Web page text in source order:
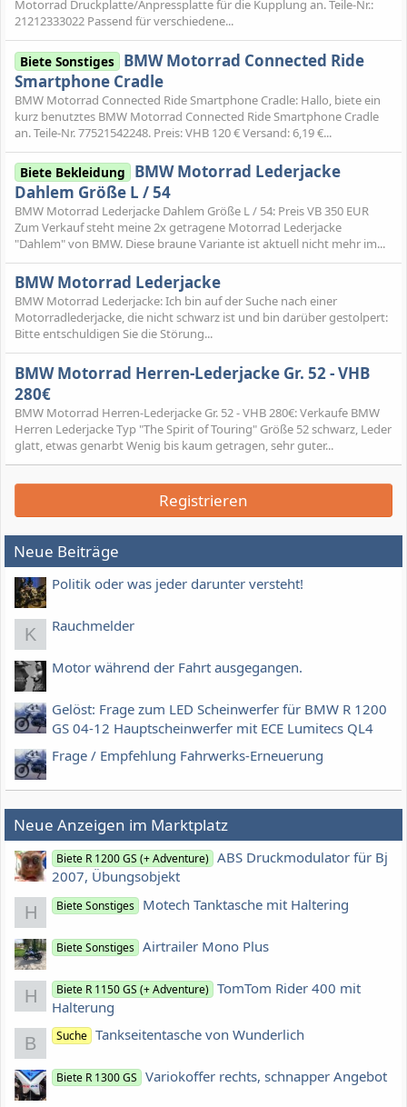
Motorrad Druckplatte/Anpressplatte für die Kupplung an. Teile-Nr.:
21212333022 Passend für verschiedene...
Biete Sonstiges BMW Motorrad Connected Ride
Smartphone Cradle
BMW Motorrad Connected Ride Smartphone Cradle: Hallo, biete ein
kurz benutztes BMW Motorrad Connected Ride Smartphone Cradle
an. Teile-Nr. 77521542248. Preis: VHB 120 € Versand: 6,19 €...
Biete Bekleidung BMW Motorrad Lederjacke
Dahlem Größe L / 54
BMW Motorrad Lederjacke Dahlem Größe L / 54: Preis VB 350 EUR
Zum Verkauf steht meine 2x getragene Motorrad Lederjacke
"Dahlem" von BMW. Diese braune Variante ist aktuell nicht mehr im...
BMW Motorrad Lederjacke
BMW Motorrad Lederjacke: Ich bin auf der Suche nach einer
Motorradlederjacke, die nicht schwarz ist und bin darüber gestolpert:
Bitte entschuldigen Sie die Störung...
BMW Motorrad Herren-Lederjacke Gr. 52 - VHB
280€
BMW Motorrad Herren-Lederjacke Gr. 52 - VHB 280€: Verkaufe BMW
Herren Lederjacke Typ "The Spirit of Touring" Größe 52 schwarz, Leder
glatt, etwas genarbt Wenig bis kaum getragen, sehr guter...
Registrieren
Neue Beiträge
Politik oder was jeder darunter versteht!
K Rauchmelder
Motor während der Fahrt ausgegangen.
Gelöst: Frage zum LED Scheinwerfer für BMW R 1200
GS 04-12 Hauptscheinwerfer mit ECE Lumitecs QL4
Frage / Empfehlung Fahrwerks-Erneuerung
Neue Anzeigen im Marktplatz
Biete R 1200 GS (+ Adventure) ABS Druckmodulator für Bj
2007, Übungsobjekt
H Biete Sonstiges Motech Tanktasche mit Haltering
Biete Sonstiges Airtrailer Mono Plus
H Biete R 1150 GS (+ Adventure) TomTom Rider 400 mit
Halterung
B Suche Tankseitentasche von Wunderlich
Biete R 1300 GS Variokoffer rechts, schnapper Angebot